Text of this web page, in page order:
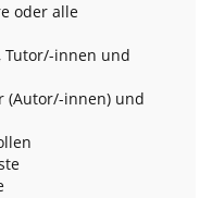
oder alle
Tutor/-innen und
(Autor/-innen) und